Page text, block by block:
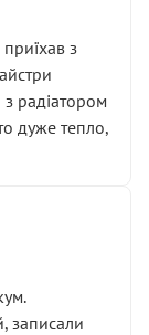
з
радіатором
дуже тепло,
записали